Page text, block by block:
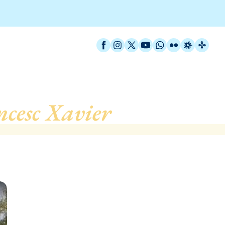
Facebook
Instagram
X / Twitter
YouTube
WhatsApp
FlickrRadio
Xavier, de